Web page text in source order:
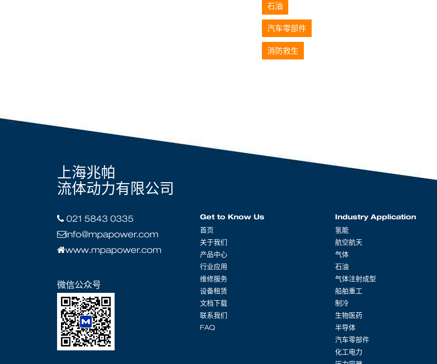
石油
汽车零部件
消防救生
上海兆帕
流体动力有限公司
021 5843 0335
info@mpapower.com
www.mpapower.com
微信公众号
Get to Know Us
首页
关于我们
产品中心
行业应用
维修服务
设备租赁
文档下载
联系我们
FAQ
Industry Application
氢能
航空航天
气体
石油
气体注射成型
船舶重工
制冷
生物医药
半导体
汽车零部件
化工电力